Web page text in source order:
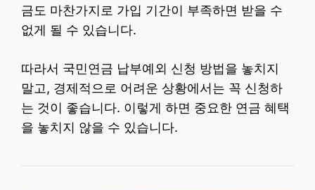
금도 마찬가지로 가입 기간이 부족하면 받을 수
없게 될 수 있습니다.
따라서 국민연금 납부예외 신청 방법을 놓치지
말고, 경제적으로 어려운 상황에서는 꼭 신청하
는 것이 좋습니다. 이렇게 하면 중요한 연금 혜택
을 놓치지 않을 수 있습니다.